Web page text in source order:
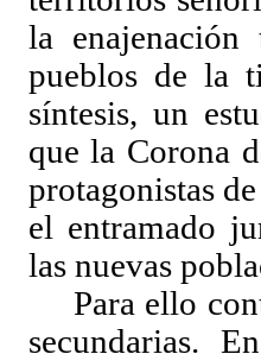
la
pueblos de la
síntesis, un
que la Corona
protagonistas
el entramado
las nuevas
Para ello
secundarias.